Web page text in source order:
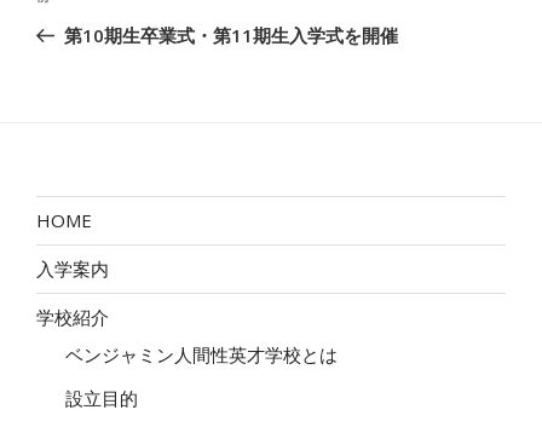
ナ
ョ
ン
の
第10期生卒業式・第11期生入学式を開催
HOME
入学案内
学校紹介
ベンジャミン人間性英才学校とは
設立目的